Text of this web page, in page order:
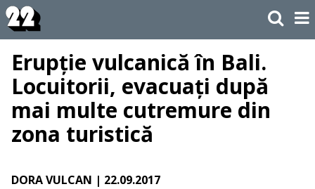
Erupție vulcanică în Bali.
Locuitorii, evacuați după
mai multe cutremure din
zona turistică
DORA VULCAN | 22.09.2017